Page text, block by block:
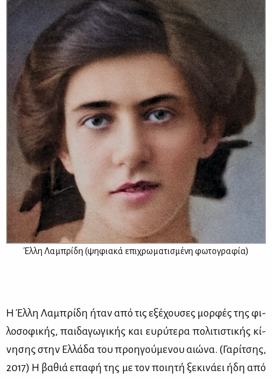
Έλ­λη Λα­μπρί­δη (ψη­φια­κά επι­χρω­μα­τι­σμέ­νη φω­το­γρα­φία)
Η Έλ­λη Λα­μπρί­δη ήταν από τις εξέ­χου­σες μορ­φές της φι­
λο­σο­φι­κής, παι­δα­γω­γι­κής και ευ­ρύ­τε­ρα πο­λι­τι­στι­κής κί­
νη­σης στην Ελ­λά­δα του προη­γού­με­νου αιώ­να. (Γα­ρί­τσης,
2017) Η βα­θιά επα­φή της με τον ποι­η­τή ξε­κι­νά­ει ήδη από